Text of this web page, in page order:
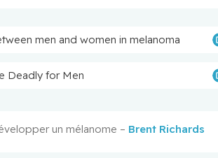
men and women in melanoma
Deadly for Men
un mélanome – Brent Richards